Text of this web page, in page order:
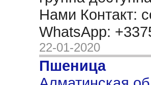
Нами Контакт:
WhatsApp:
22-01-2020
Пшеница